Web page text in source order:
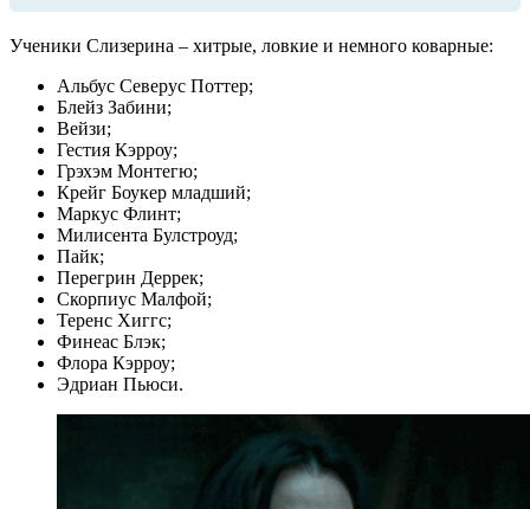
Ученики Слизерина – хитрые, ловкие и немного коварные:
Альбус Северус Поттер;
Блейз Забини;
Вейзи;
Гестия Кэрроу;
Грэхэм Монтегю;
Крейг Боукер младший;
Маркус Флинт;
Милисента Булстроуд;
Пайк;
Перегрин Деррек;
Скорпиус Малфой;
Теренс Хиггс;
Финеас Блэк;
Флора Кэрроу;
Эдриан Пьюси.